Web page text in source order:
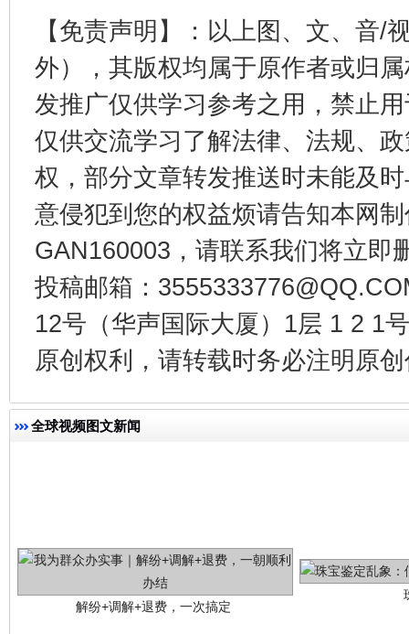
【免责声明】：以上图、文、音/
外），其版权均属于原作者或归
发推广仅供学习参考之用，禁止
仅供交流学习了解法律、法规、
权，部分文章转发推送时未能及
意侵犯到您的权益烦请告知本网
GAN160003，请联系我们将立即
投稿邮箱：
12号（华声国际大厦）1层 1 2 1
原创权利，请转载时务必注明原
全球视频图文新闻